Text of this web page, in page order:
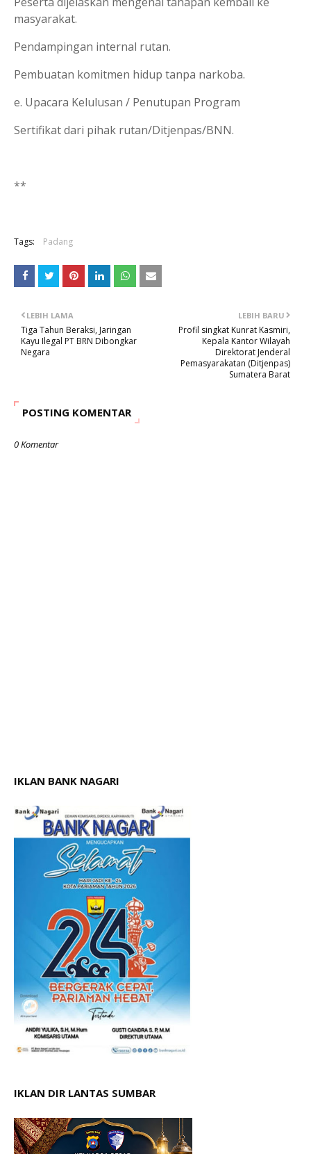
masyarakat.
Pendampingan internal rutan.
Pembuatan komitmen hidup tanpa narkoba.
e. Upacara Kelulusan / Penutupan Program
Sertifikat dari pihak rutan/Ditjenpas/BNN.
**
Tags: Padang
LEBIH BARU
Profil singkat Kunrat Kasmiri,
Kepala Kantor Wilayah
Direktorat Jenderal
Pemasyarakatan (Ditjenpas)
Sumatera Barat
LEBIH LAMA
Tiga Tahun Beraksi, Jaringan
Kayu Ilegal PT BRN Dibongkar
Negara
POSTING KOMENTAR
0 Komentar
IKLAN BANK NAGARI
IKLAN DIR LANTAS SUMBAR